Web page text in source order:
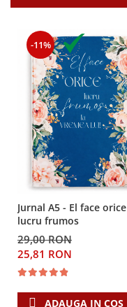
Sanatate / nutritie
-11%
Jurnal A5 - El face orice
lucru frumos
29,00 RON
25,81 RON
ADAUGA IN COS